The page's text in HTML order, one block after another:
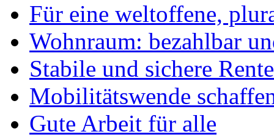
Für eine weltoffene,
Wohnraum: bezahlbar
Stabile und sichere
Mobilitätswende
Gute Arbeit für alle